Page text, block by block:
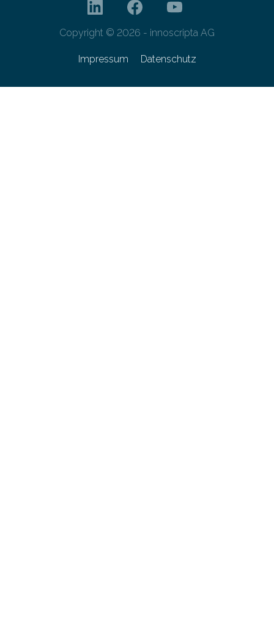
Copyright © 2026 - innoscripta AG
Impressum Datenschutz